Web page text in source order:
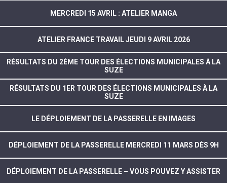
MERCREDI 15 AVRIL : ATELIER MANGA
ATELIER FRANCE TRAVAIL JEUDI 9 AVRIL 2026
RÉSULTATS DU 2ÈME TOUR DES ÉLECTIONS MUNICIPALES À LA
SUZE
RÉSULTATS DU 1ER TOUR DES ÉLECTIONS MUNICIPALES À LA
SUZE
LE DÉPLOIEMENT DE LA PASSERELLE EN IMAGES
DÉPLOIEMENT DE LA PASSERELLE MERCREDI 11 MARS DÈS 9H
DÉPLOIEMENT DE LA PASSERELLE – VOUS POUVEZ Y ASSISTER